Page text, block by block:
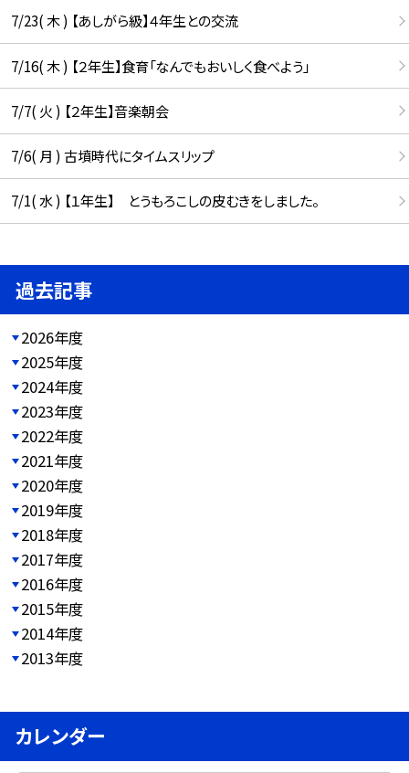
7/23( 木 ) 【あしがら級】４年生との交流
7/16( 木 ) 【２年生】食育「なんでもおいしく食べよう」
7/7( 火 ) 【２年生】音楽朝会
7/6( 月 ) 古墳時代にタイムスリップ
7/1( 水 ) 【１年生】 とうもろこしの皮むきをしました。
過去記事
2026年度
2025年度
2024年度
2023年度
2022年度
2021年度
2020年度
2019年度
2018年度
2017年度
2016年度
2015年度
2014年度
2013年度
カレンダー